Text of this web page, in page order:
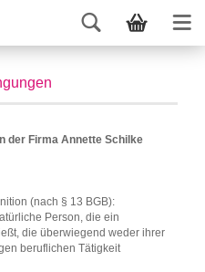
der Firma Annette Schilke
(nach § 13 BGB):
Person, die ein
die überwiegend weder ihrer
beruflichen Tätigkeit